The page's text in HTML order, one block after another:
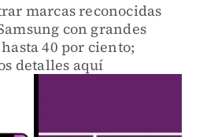
marcas reconocidas
con grandes
40 por ciento;
detalles aquí